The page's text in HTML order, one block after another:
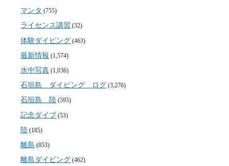
マンタ (755)
ライセンス講習 (32)
体験ダイビング (463)
最新情報 (1,574)
水中写真 (1,036)
石垣島 ダイビング ログ (3,276)
石垣島 陸 (595)
記念ダイブ (53)
陸 (185)
離島 (853)
離島ダイビング (462)